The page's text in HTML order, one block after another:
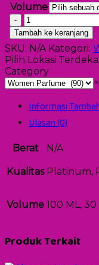
Volume
Kuantitas
Jo
Malone
Sakura
Cherry
Blossom
Tambah ke keranjang
SKU: N/A Kategori:
Pilih Lokasi
Category
×
Informasi
Ulasan (0)
Berat N/A
Kualitas Platinum,
Volume 100 ML, 30
Produk Terkait